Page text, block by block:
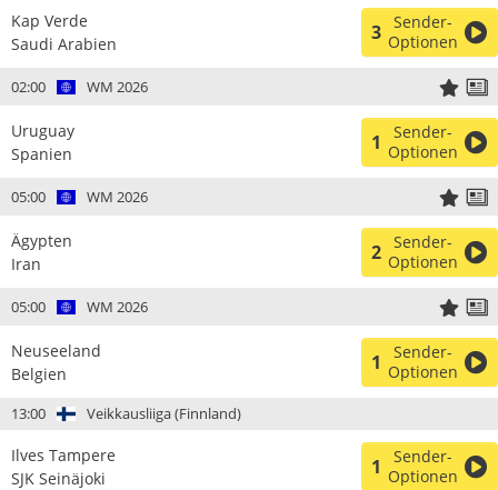
Kap Verde
Saudi Arabien
3 Sender-
Optionen
02:00 WM 2026
Uruguay
Spanien
1
Sender-
Optionen
05:00 WM 2026
Ägypten
Iran
2 Sender-
Optionen
05:00 WM 2026
Neuseeland
Belgien
1
Sender-
Optionen
13:00 Veikkausliiga (Finnland)
Ilves Tampere
SJK Seinäjoki
1
Sender-
Optionen